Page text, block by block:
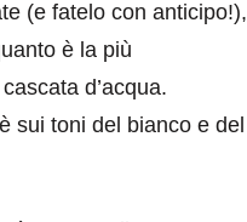
(e fatelo con anticipo!),
è la più
d’acqua.
sui toni del bianco e del